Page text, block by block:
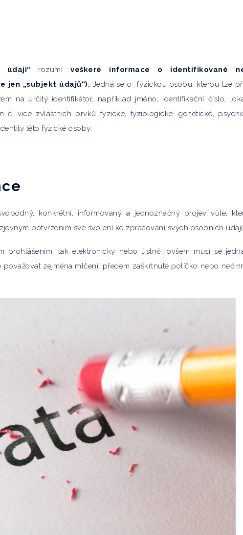
údaji“ rozumí veškeré informace o identifikované
jen „subjekt údajů“). Jedná se o fyzickou osobu, kterou lze
na určitý identifikátor, například jméno, identifikační číslo,
či více zvláštních prvků fyzické, fyziologické, genetické,
této fyzické osoby.
konkrétní, informovaný a jednoznačný projev vůle,
potvrzením své svolení ke zpracování svých osobních
prohlášením, tak elektronicky nebo ústně, ovšem musí se
zejména mlčení, předem zaškrtnuté políčko nebo